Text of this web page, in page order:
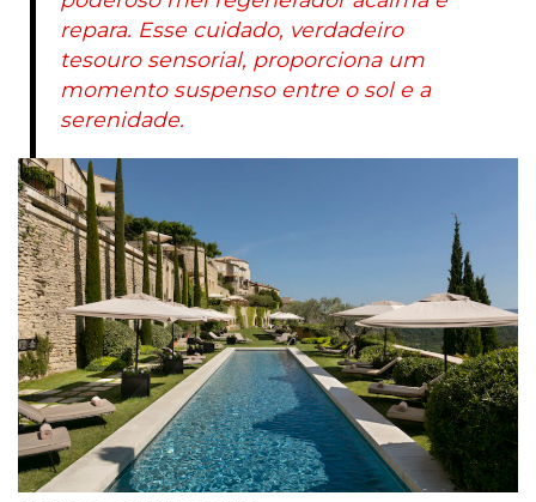
repara. Esse cuidado, verdadeiro
tesouro sensorial, proporciona um
momento suspenso entre o sol e a
serenidade.